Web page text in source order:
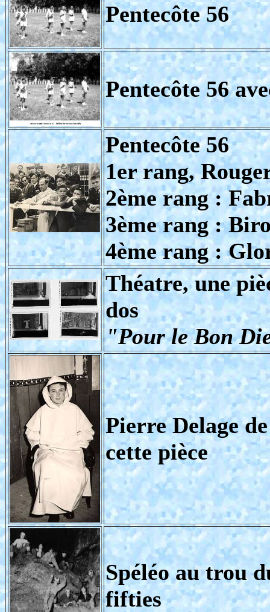
Pentecôte 56
Pentecôte 56
Pentecôte 56
1er rang,
2ème rang :
3ème rang :
4ème rang :
Théatre, une
dos
"Pour le Bon
Pierre Delage
cette pièce
Spéléo au trou
fifties